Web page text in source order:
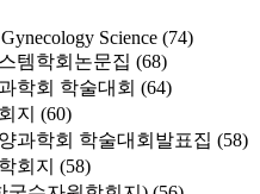
Science (74)
템학회논문집 (68)
학회 학술대회 (64)
지 (60)
과학회 학술대회발표집 (58)
회지 (58)